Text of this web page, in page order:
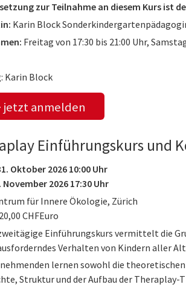
zur Teilnahme an diesem Kurs ist
Karin Block
Freitag von 17:30 bis 21:00 Uhr,
Karin Block
jetzt anmelden
Einführungskurs und
Oktober 2026 10:00 Uhr
November 2026 17:30 Uhr
für Innere Ökologie, Zürich
CHFEuro
Einführungskurs vermittelt die
Verhalten von Kindern aller
lernen sowohl die
Struktur und der Aufbau der